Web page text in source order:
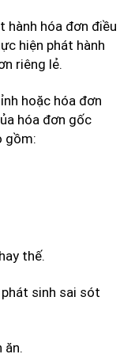
hành hóa đơn điều
hiện phát hành
riêng lẻ.
hoặc hóa đơn
hóa đơn gốc
gồm:
thế.
sinh sai sót
ăn.